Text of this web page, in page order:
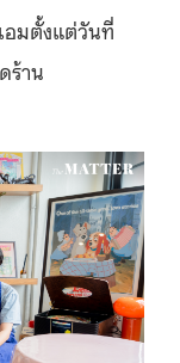
อมตั้งแต่วันที่
ร้าน